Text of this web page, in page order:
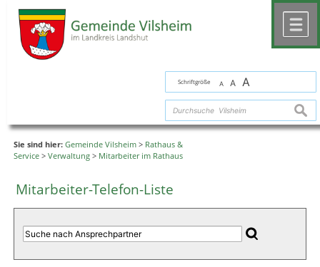
Schriftgröße A A A
Sie sind hier: Gemeinde Vilsheim > Rathaus &
Service > Verwaltung > Mitarbeiter im Rathaus
Mitarbeiter-Telefon-Liste